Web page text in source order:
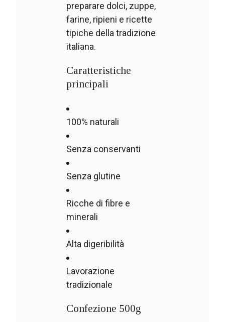
preparare dolci, zuppe,
farine, ripieni e ricette
tipiche della tradizione
italiana.
Caratteristiche
principali
100% naturali
Senza conservanti
Senza glutine
Ricche di fibre e
minerali
Alta digeribilità
Lavorazione
tradizionale
Confezione 500g